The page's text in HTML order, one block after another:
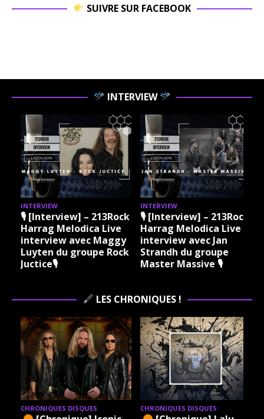
SUIVRE SUR FACEBOOK
INTERVIEW
INTERVIEW
🎙 [Interview] – 213Rock
Harrag Melodica Live
interview avec Jan
Strandh du groupe
Master Massive 🎙
INTERVIEW
🎙 [Interview] – 213Rock
Harrag Melodica Live
interview avec
Philippe Courtois de
l’Argilière de
LES CHRONIQUES !
CHRONIQUES DISQUES CHRONIQUES DISQUES